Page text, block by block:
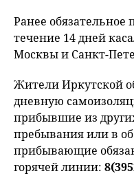
Ранее
течение 14 дней
Москвы и Санкт-
Жители Иркутской
дневную
прибывшие из
пребывания или в
прибывающие
горячей линии: